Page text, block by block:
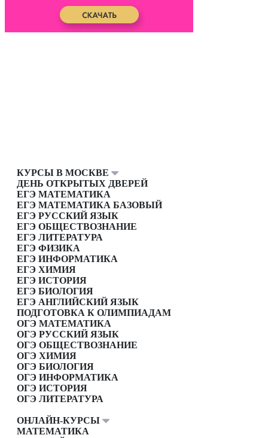
КУРСЫ В МОСКВЕ
ДЕНЬ ОТКРЫТЫХ ДВЕРЕЙ
ЕГЭ МАТЕМАТИКА
ЕГЭ МАТЕМАТИКА БАЗОВЫЙ
ЕГЭ РУССКИЙ ЯЗЫК
ЕГЭ ОБЩЕСТВОЗНАНИЕ
ЕГЭ ЛИТЕРАТУРА
ЕГЭ ФИЗИКА
ЕГЭ ИНФОРМАТИКА
ЕГЭ ХИМИЯ
ЕГЭ ИСТОРИЯ
ЕГЭ БИОЛОГИЯ
ЕГЭ АНГЛИЙСКИЙ ЯЗЫК
ПОДГОТОВКА К ОЛИМПИАДАМ
ОГЭ МАТЕМАТИКА
ОГЭ РУССКИЙ ЯЗЫК
ОГЭ ОБЩЕСТВОЗНАНИЕ
ОГЭ ХИМИЯ
ОГЭ БИОЛОГИЯ
ОГЭ ИНФОРМАТИКА
ОГЭ ИСТОРИЯ
ОГЭ ЛИТЕРАТУРА
ОНЛАЙН-КУРСЫ
МАТЕМАТИКА